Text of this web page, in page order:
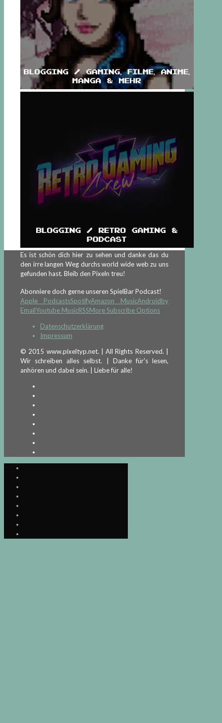
Es ist schön dich hier zu sehen und danke das du
den irre langen Weg durchs world wide web zu uns
gefunden hast. Bleib den Pixeln treu!
Abonniere doch gerne unseren SpielBar Podcast!
Apple PodcastsSpotifyAmazon MusicAndroidby
EmailYoutube MusicRSSMore Subscribe Options
Datenschutzerklärung
Impressum
© 2015 www.pixeltyp.net. | All Rights Reserved. |
Wir schreiben alles selbst. | Danke für's lesen,
anhören und dabei sein. | Liebe für alle!